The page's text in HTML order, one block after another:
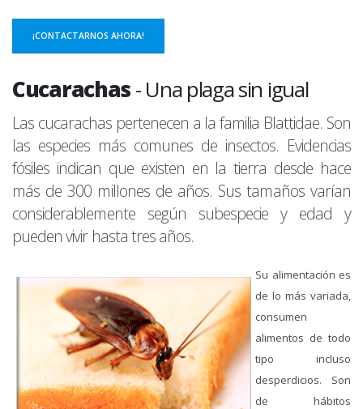
¡CONTACTARNOS AHORA!
Cucarachas- Una plaga sin igual
Las cucarachas pertenecen a la familia Blattidae. Son
las especies más comunes de insectos. Evidencias
fósiles indican que existen en la tierra desde hace
más de 300 millones de años. Sus tamaños varían
considerablemente según subespecie y edad y
pueden vivir hasta tres años.
Su alimentación es
de lo más variada,
consumen
alimentos de todo
tipo incluso
desperdicios. Son
de hábitos